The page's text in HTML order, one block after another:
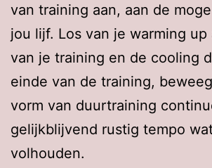
van training aan, aan de
jou lijf. Los van je warming
van je training en de cooling
einde van de training,
vorm van duurtraining
gelijkblijvend rustig tempo
volhouden.